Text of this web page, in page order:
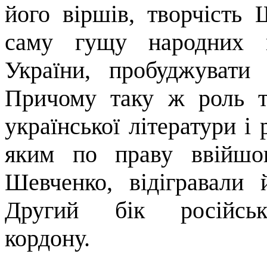
його віршів,
саму гущу народних
України, пробуджувати
Причо­му таку ж роль
української літератури
яким по праву
Шевченко,
Другий бік
кордону.